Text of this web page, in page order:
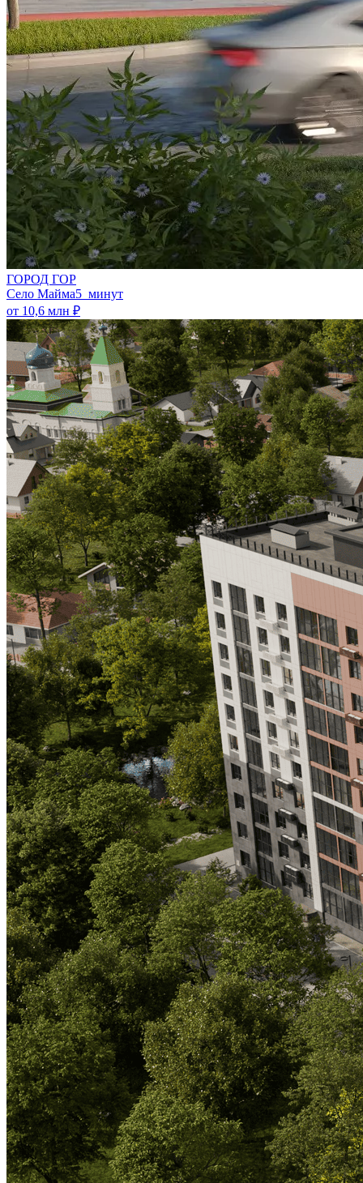
ГОРОД ГОР
Село Майма5 минут
от 10,6 млн ₽